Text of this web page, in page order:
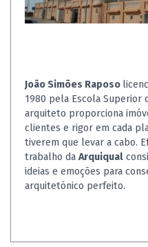
João Simões Raposo
1980 pela Escola Superior
arquiteto proporciona
clientes e rigor em cada
tiverem que levar a cabo.
trabalho da Arquiqual
ideias e emoções para
arquitetónico perfeito.